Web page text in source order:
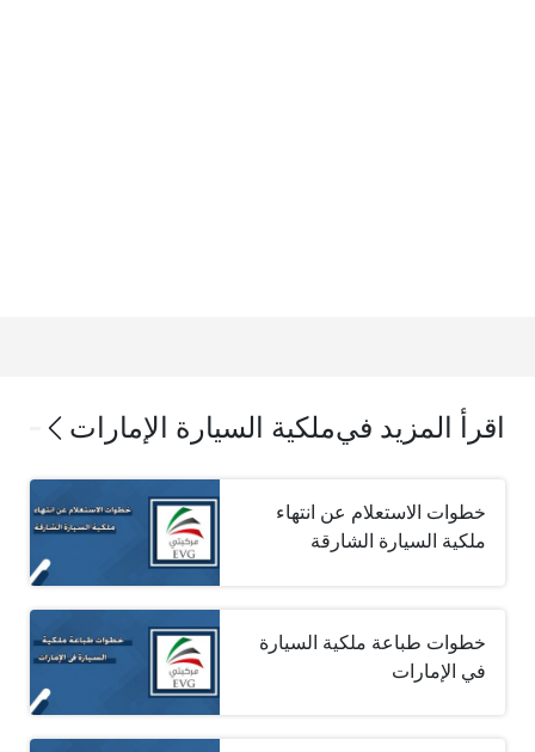
اقرأ المزيد فيملكية السيارة الإمارات
خطوات الاستعلام عن انتهاء
ملكية السيارة الشارقة
خطوات طباعة ملكية السيارة
في الإمارات